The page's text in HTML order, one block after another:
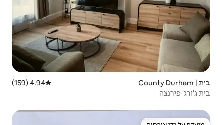
דירוג ממוצע של 4.94 מתוך 5, 159 ביקורות
4.94 (159)